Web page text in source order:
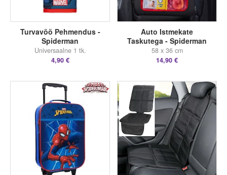
Turvavöö Pehmendus -
Spiderman
Universaalne 1 tk.
4,90 €
Auto Istmekate
Taskutega - Spiderman
58 x 36 cm
14,90 €